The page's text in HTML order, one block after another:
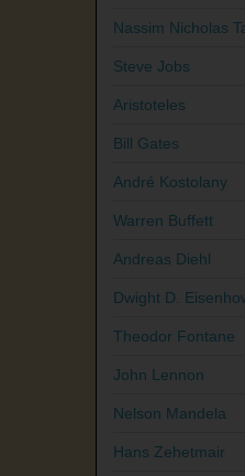
Nassim Nicholas
Steve Jobs
Aristoteles
Bill Gates
André Kostolany
Warren Buffett
Andreas Diehl
Dwight D.
Theodor Fontane
John Lennon
Nelson Mandela
Hans Zehetmair